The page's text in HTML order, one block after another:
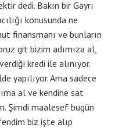
dedi. Bakın bir Gayrı
konusunda ne
finansmanı ve bunların
git bizim adımıza al,
kredi ile alınıyor.
yapılıyor. Ama sadece
al ve kendine sat
Şimdi maalesef bugün
biz işte alıp